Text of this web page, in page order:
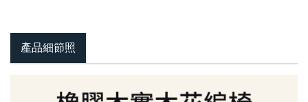
產品細節照